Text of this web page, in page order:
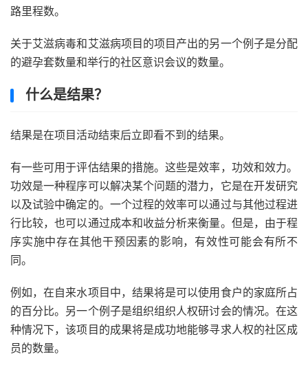
路里程数。
关于艾滋病毒和艾滋病项目的项目产出的另一个例子是分配
的避孕套数量和举行的社区意识会议的数量。
什么是结果？
结果是在项目活动结束后立即看不到的结果。
有一些可用于评估结果的措施。这些是效率，功效和效力。
功效是一种程序可以解决某个问题的潜力，它是在开发研究
以及试验中确定的。一个过程的效率可以通过与其他过程进
行比较，也可以通过成本和收益分析来衡量。但是，由于程
序实施中存在其他干预因素的影响，有效性可能会有所不
同。
例如，在自来水项目中，结果将是可以使用食户的家庭所占
的百分比。另一个例子是组织组织人权研讨会的情况。在这
种情况下，该项目的成果将是成功地能够寻求人权的社区成
员的数量。